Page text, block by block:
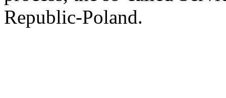
Republic-Poland.